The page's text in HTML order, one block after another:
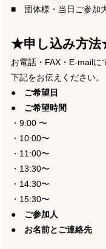
■ 団体様・当日ご参加
★申し込み方
お電話・FAX・E-mailに
下記をお伝えください。
● ご希望日
● ご希望時間
・9:00 〜
・10:00〜
・11:00〜
・13:30〜
・14:30〜
・15:30〜
● ご参加人
● お名前とご連絡先